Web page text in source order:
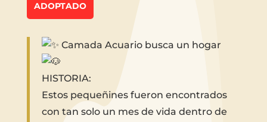
ADOPTADO
Camada Acuario busca un hogar
HISTORIA:
Estos pequeñines fueron encontrados
con tan solo un mes de vida dentro de